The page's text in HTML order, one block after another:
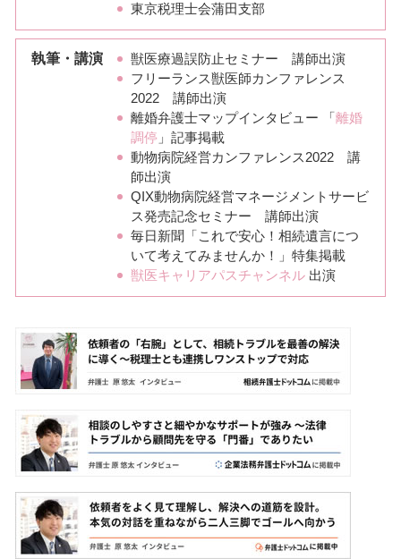
東京税理士会蒲田支部
執筆・講演
獣医療過誤防止セミナー 講師出演
フリーランス獣医師カンファレンス
2022 講師出演
離婚弁護士マップインタビュー 「 離婚
調停 」記事掲載
動物病院経営カンファレンス2022 講
師出演
QIX動物病院経営マネージメントサービ
ス発売記念セミナー 講師出演
毎日新聞「これで安心！相続遺言につ
いて考えてみませんか！」特集掲載
獣医キャリアパスチャンネル出演